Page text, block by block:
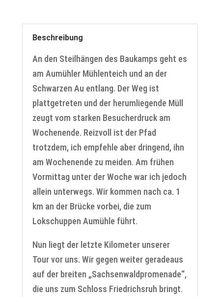
Beschreibung
An den Steilhängen des Baukamps geht es
am Aumühler Mühlenteich und an der
Schwarzen Au entlang. Der Weg ist
plattgetreten und der herumliegende Müll
zeugt vom starken Besucherdruck am
Wochenende. Reizvoll ist der Pfad
trotzdem, ich empfehle aber dringend, ihn
am Wochenende zu meiden. Am frühen
Vormittag unter der Woche war ich jedoch
allein unterwegs. Wir kommen nach ca. 1
km an der Brücke vorbei, die zum
Lokschuppen Aumühle führt.
Nun liegt der letzte Kilometer unserer
Tour vor uns. Wir gegen weiter geradeaus
auf der breiten „Sachsenwaldpromenade“,
die uns zum Schloss Friedrichsruh bringt.